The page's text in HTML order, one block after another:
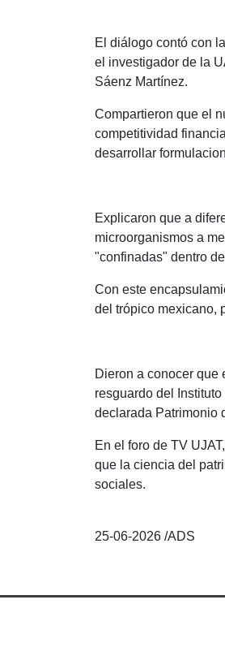
El diálogo contó con
el investigador de la
Sáenz Martínez.
Compartieron que el
competitividad
desarrollar
Explicaron que a
microorganismos a
"confinadas" dentro
Con este
del trópico mexicano,
Dieron a conocer que
resguardo del
declarada Patrimonio
En el foro de TV
que la ciencia del
sociales.
25-06-2026 /ADS